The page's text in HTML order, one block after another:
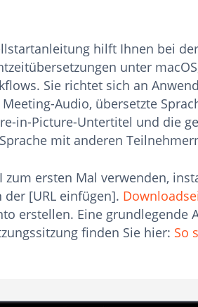
hilft Ihnen bei
unter
Sie richtet sich an
Audio, übersetzte
in-Picture-Untertitel und die
mit anderen
zum ersten Mal verwenden,
[URL einfügen].
erstellen. Eine grundlegende
finden Sie hier: So